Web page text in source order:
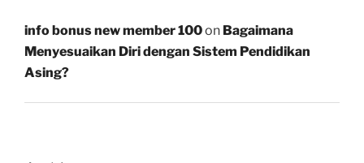
info bonus new member 100on Bagaimana
Menyesuaikan Diri dengan Sistem Pendidikan
Asing?